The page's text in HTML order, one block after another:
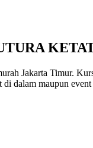
Jakarta Timur.
dalam maupun